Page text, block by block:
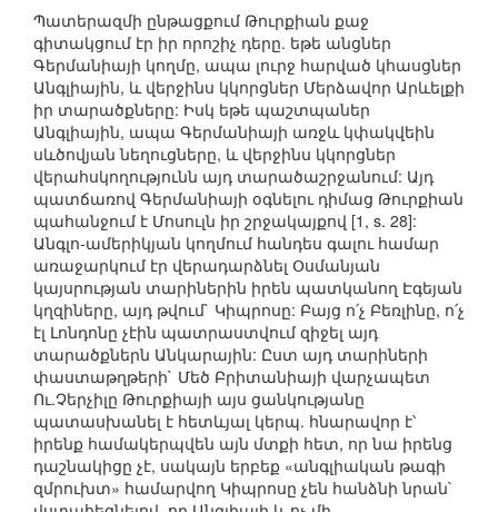
Պատերազմի ընթացքում Թուրքիան քաջ
գիտակցում էր իր որոշիչ դերը. եթե անցներ
Գերմանիայի կողմը, ապա լուրջ հարված կհասցներ
Անգլիային, և վերջինս կկորցներ Մերձավոր Արևելքի
իր տարածքները: Իսկ եթե պաշտպաներ
Անգլիային, ապա Գերմանիայի առջև կփակվեին
սևծովյան նեղուցները, և վերջինս կկորցներ
վերահսկողությունն այդ տարածաշրջանում: Այդ
պատճառով Գերմանիայի օգնելու դիմաց Թուրքիան
պահանջում է Մոսուլն իր շրջակայքով [1, s. 28]:
Անգլո-ամերիկյան կողմում հանդես գալու համար
առաջարկում էր վերադարձնել Օսմանյան
կայսրության տարիներին իրեն պատկանող Էգեյան
կղզիները, այդ թվում` Կիպրոսը: Բայց ո՛չ Բեռլինը, ո՛չ
էլ Լոնդոնը չէին պատրաստվում զիջել այդ
տարածքներն Անկարային: Ըստ այդ տարիների
փաստաթղթերի` Մեծ Բրիտանիայի վարչապետ
Ու.Չերչիլը Թուրքիայի այս ցանկությանը
պատասխանել է հետևյալ կերպ. հնարավոր է՝
իրենք համակերպվեն այն մտքի հետ, որ նա իրենց
դաշնակիցը չէ, սակայն երբեք «անգլիական թագի
զմրուխտ» համարվող Կիպրոսը չեն հանձնի նրան`